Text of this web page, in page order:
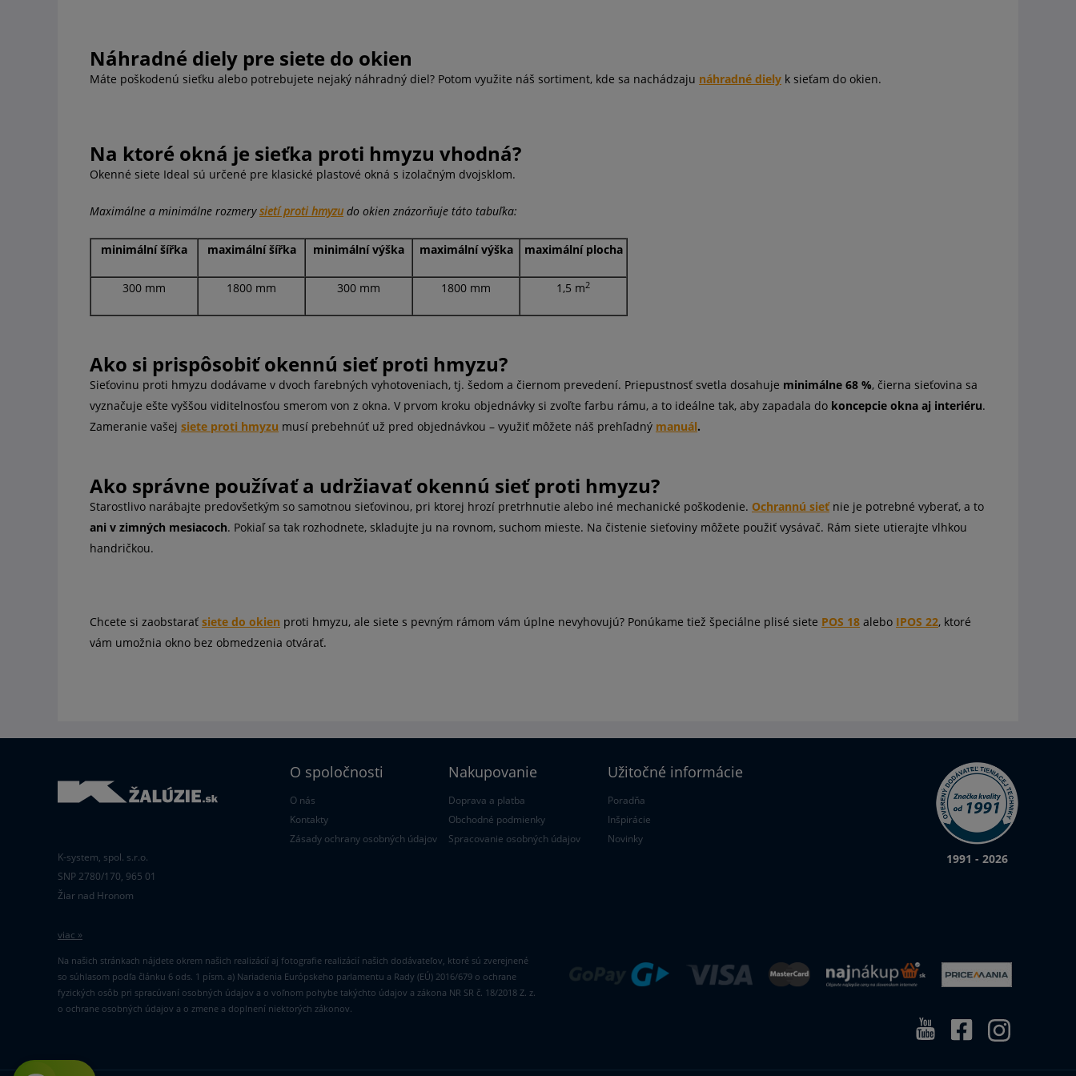
Náhradné diely pre siete do okien
Máte poškodenú sieťku alebo potrebujete nejaký náhradný diel? Potom využite náš sortiment, kde sa nachádzaju náhradné diely k sieťam do okien.
Na ktoré okná je sieťka proti hmyzu vhodná?
Okenné siete Ideal sú určené pre klasické plastové okná s izolačným dvojsklom.
Maximálne a minimálne rozmerysietí proti hmyzu do okien znázorňuje táto tabuľka:
minimální šířka maximální šířka minimální výška maximální výška maximální plocha
300 mm 1800 mm 300 mm 1800 mm 1,5 m2
Ako si prispôsobiť okennú sieť proti hmyzu?
Sieťovinu proti hmyzu dodávame v dvoch farebných vyhotoveniach, tj. šedom a čiernom prevedení. Priepustnosť svetla dosahuje minimálne 68 %, čierna sieťovina sa
vyznačuje ešte vyššou viditelnosťou smerom von z okna. V prvom kroku objednávky si zvoľte farbu rámu, a to ideálne tak, aby zapadala do koncepcie okna aj interiéru.
Zameranie vašej siete proti hmyzu musí prebehnúť už pred objednávkou – využiť môžete náš prehľadný manuál.
Ako správne používať a udržiavať okennú sieť proti hmyzu?
Starostlivo narábajte predovšetkým so samotnou sieťovinou, pri ktorej hrozí pretrhnutie alebo iné mechanické poškodenie. Ochrannú sieťnie je potrebné vyberať, a to
ani v zimných mesiacoch. Pokiaľ sa tak rozhodnete, skladujte ju na rovnom, suchom mieste. Na čistenie sieťoviny môžete použiť vysávač. Rám siete utierajte vlhkou
handričkou.
Chcete si zaobstarať siete do okien proti hmyzu, ale siete s pevným rámom vám úplne nevyhovujú? Ponúkame tiež špeciálne plisé siete POS 18 alebo IPOS 22, ktoré
vám umožnia okno bez obmedzenia otvárať.
K-system, spol. s.r.o.
SNP 2780/170, 965 01
Žiar nad Hronom
viac »
O spoločnosti
O nás
Kontakty
Zásady ochrany osobných údajov
Nakupovanie
Doprava a platba
Obchodné podmienky
Spracovanie osobných údajov
Užitočné informácie
Poradňa
Inšpirácie
Novinky
1991 - 2026
Na našich stránkach nájdete okrem našich realizácií aj fotografie realizácií našich dodávateľov, ktoré sú zverejnené
so súhlasom podľa článku 6 ods. 1 písm. a) Nariadenia Európskeho parlamentu a Rady (EÚ) 2016/679 o ochrane
fyzických osôb pri spracúvaní osobných údajov a o voľnom pohybe takýchto údajov a zákona NR SR č. 18/2018 Z. z.
o ochrane osobných údajov a o zmene a doplnení niektorých zákonov.